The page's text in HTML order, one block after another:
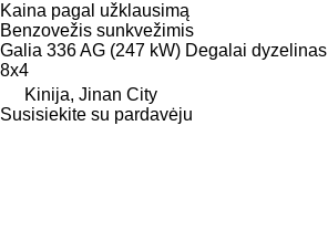
Kaina pagal užklausimą
Benzovežis sunkvežimis
Galia 336 AG (247 kW) Degalai dyzelinas
8x4
Kinija, Jinan City
Susisiekite su pardavėju